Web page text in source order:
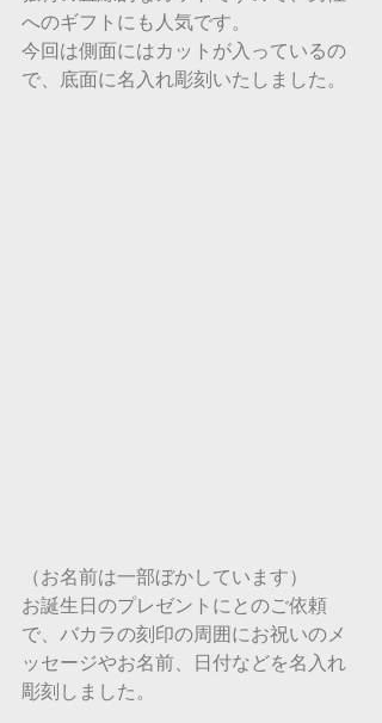
へのギフトにも人気です。
今回は側面にはカットが入っているの
で、底面に名入れ彫刻いたしました。
（お名前は一部ぼかしています）
お誕生日のプレゼントにとのご依頼
で、バカラの刻印の周囲にお祝いのメ
ッセージやお名前、日付などを名入れ
彫刻しました。